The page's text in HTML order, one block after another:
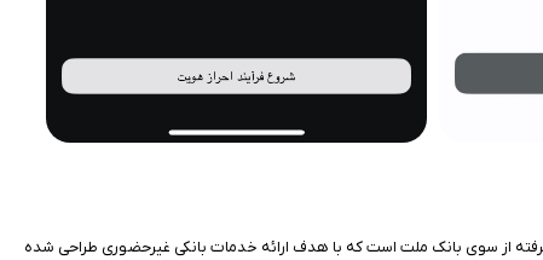
از سوی بانک ملت است که با هدف ارائه خدمات بانکی غیرحضوری طراحی شده